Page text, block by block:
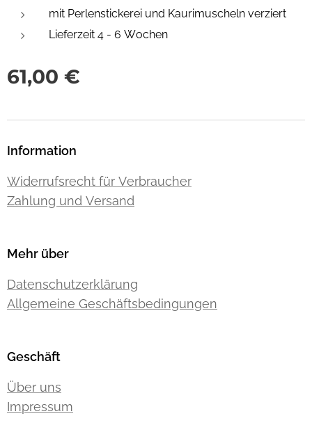
mit Perlenstickerei und Kaurimuscheln verziert
Lieferzeit 4 - 6 Wochen
61,00 €
Information
Widerrufsrecht für Verbraucher
Zahlung und Versand
Mehr über
Datenschutzerklärung
Allgemeine Geschäftsbedingungen
Geschäft
Über uns
Impressum